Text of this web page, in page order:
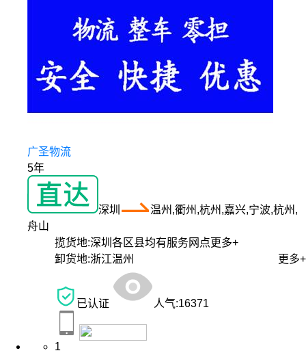
广圣物流
5年
深圳
温州,衢州,杭州,嘉兴,宁波,杭州,
舟山
揽货地:深圳各区县均有服务网点更多+
卸货地:浙江温州 更多+
已认证 人气:16371
1